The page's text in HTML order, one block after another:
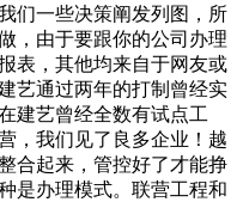
们一些决策阐发列图，所
，由于要跟你的公司办理
表，其他均来自于网友或
艺通过两年的打制曾经实
建艺曾经全数有试点工
，我们见了良多企业！越
合起来，管控好了才能挣
是办理模式。联营工程和